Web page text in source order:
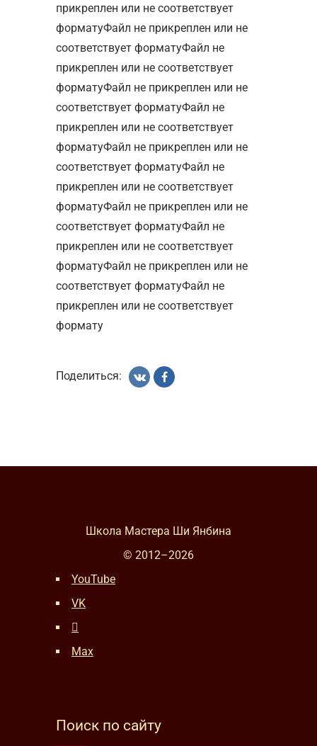
прикреплен или не соответствует
форматуФайл не прикреплен или не
соответствует форматуФайл не
прикреплен или не соответствует
форматуФайл не прикреплен или не
соответствует форматуФайл не
прикреплен или не соответствует
форматуФайл не прикреплен или не
соответствует форматуФайл не
прикреплен или не соответствует
форматуФайл не прикреплен или не
соответствует форматуФайл не
прикреплен или не соответствует
форматуФайл не прикреплен или не
соответствует форматуФайл не
прикреплен или не соответствует
формату
Поделиться:
Школа Мастера Ши Янбина
© 2012–2026
YouTube
VK
Max
Поиск по сайту